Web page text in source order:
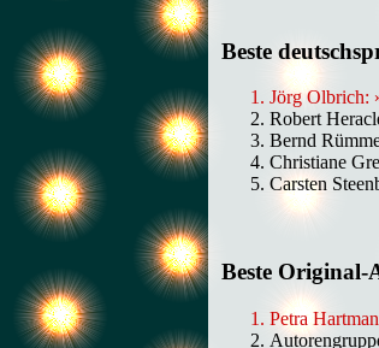
Beste
Jörg Olbrich:
Robert
Bernd
Christiane
Carsten
Beste Original-
Petra